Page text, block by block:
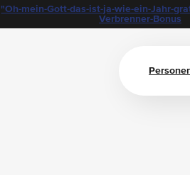
"Oh-mein-Gott-das-ist-ja-wie-ein-Jahr-
Verbrenner-Bonus